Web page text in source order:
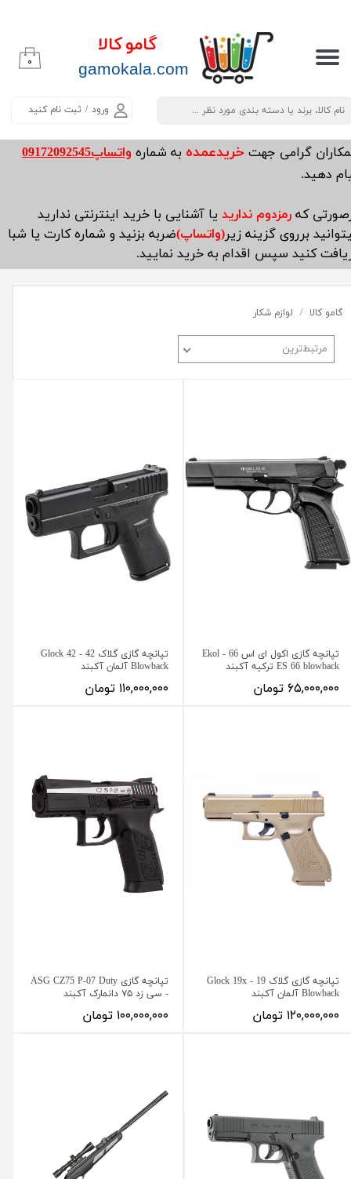
گامو کالا
​​​​​​gamokala.com
ورود / ثبت نام کنید
حساب کاربری من
تغییر گذر واژه
سفارشات
خروج از حساب کاربری
۰
گرامی جهت خریدعمده به شماره واتساپ09172092545
دهید.
که رمزدوم ندارید یا آشنایی با خرید اینترنتی ندارید
برروی گزینه زیر(واتساپ)ضربه بزنید و شماره کارت یا شبا
کنید سپس اقدام به خرید نمایید.
گامو کالا لوازم شکار
مرتبط‌ترین
تپانچه گازی اکول ای اس 66 - Ekol
ES 66 blowback ترکیه آکبند
۶۵,۰۰۰,۰۰۰ تومان
تپانچه گازی گلاک 42 - Glock 42
Blowback آلمان آکبند
۱۱۰,۰۰۰,۰۰۰ تومان
تپانچه گازی گلاک 19 - Glock 19x
Blowback آلمان آکبند
۱۲۰,۰۰۰,۰۰۰ تومان
تپانچه گازی ASG CZ75 P-07 Duty
- سی زد ۷۵ دانمارک آکبند
۱۰۰,۰۰۰,۰۰۰ تومان